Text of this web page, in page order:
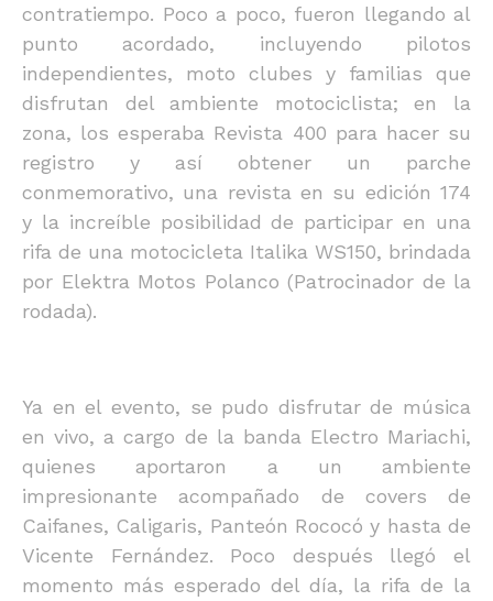
contratiempo. Poco a poco, fueron llegando al
punto acordado, incluyendo pilotos
independientes, moto clubes y familias que
disfrutan del ambiente motociclista; en la
zona, los esperaba Revista 400 para hacer su
registro y así obtener un parche
conmemorativo, una revista en su edición 174
y la increíble posibilidad de participar en una
rifa de una motocicleta Italika WS150, brindada
por Elektra Motos Polanco (Patrocinador de la
rodada).
Ya en el evento, se pudo disfrutar de música
en vivo, a cargo de la banda Electro Mariachi,
quienes aportaron a un ambiente
impresionante acompañado de covers de
Caifanes, Caligaris, Panteón Rococó y hasta de
Vicente Fernández. Poco después llegó el
momento más esperado del día, la rifa de la